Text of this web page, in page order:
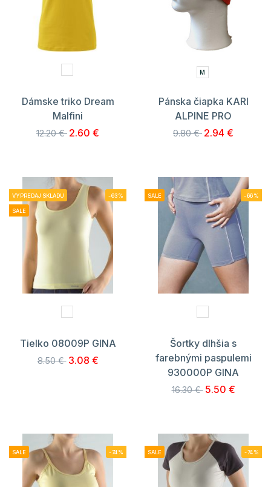
Dámske triko Dream
Malfini
12.20 € 2.60 €
M
Pánska čiapka KARI
ALPINE PRO
9.80 € 2.94 €
VÝPREDAJ SKLADU
SALE
-63%
Tielko 08009P GINA
8.50 € 3.08 €
SALE -66%
Šortky dlhšia s
farebnými paspulemi
930000P GINA
16.30 € 5.50 €
SALE -74% SALE -74%